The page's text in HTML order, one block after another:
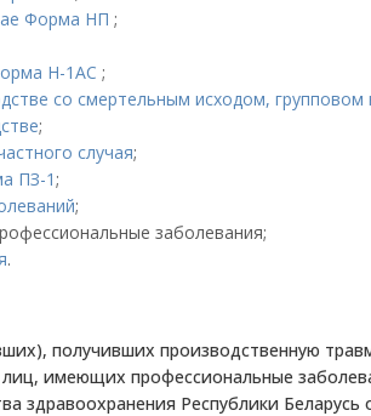
Форма НП ;
Н-1АС ;
со смертельным исходом, групповом
;
случая;
ПЗ-1;
;
заболевания;
.
получивших производственную
имеющих профессиональные
здравоохранения Республики